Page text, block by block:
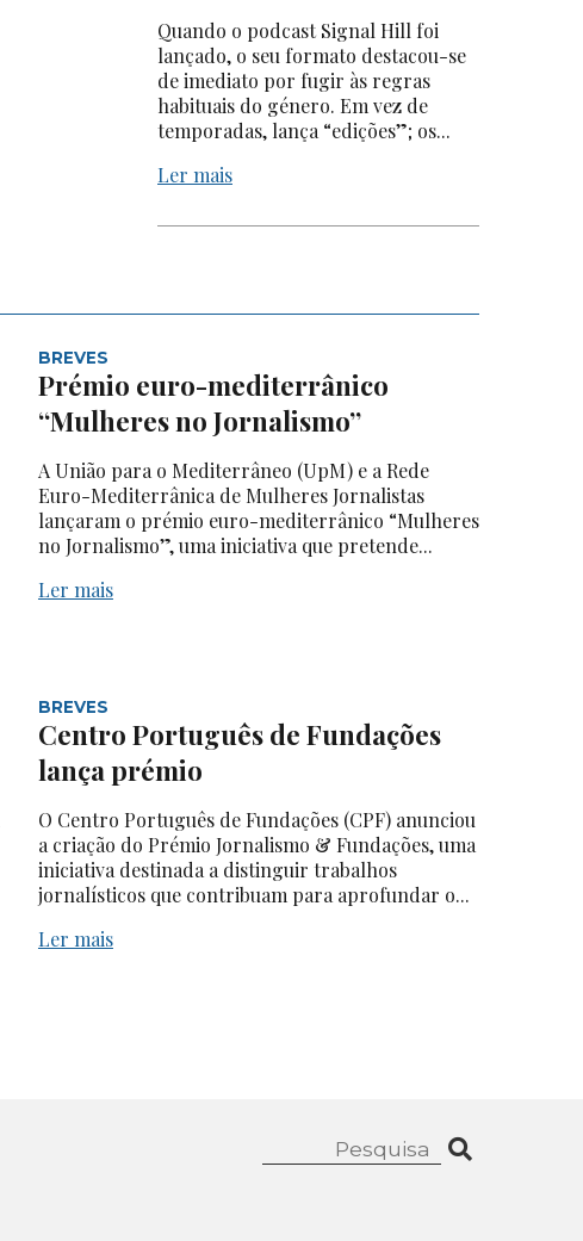
Quando o podcast Signal Hill foi
lançado, o seu formato destacou-se
de imediato por fugir às regras
habituais do género. Em vez de
temporadas, lança “edições”; os...
Ler mais
BREVES
Prémio euro-mediterrânico
“Mulheres no Jornalismo”
A União para o Mediterrâneo (UpM) e a Rede
Euro-Mediterrânica de Mulheres Jornalistas
lançaram o prémio euro-mediterrânico “Mulheres
no Jornalismo”, uma iniciativa que pretende...
Ler mais
BREVES
Centro Português de Fundações
lança prémio
O Centro Português de Fundações (CPF) anunciou
a criação do Prémio Jornalismo & Fundações, uma
iniciativa destinada a distinguir trabalhos
jornalísticos que contribuam para aprofundar o...
Ler mais